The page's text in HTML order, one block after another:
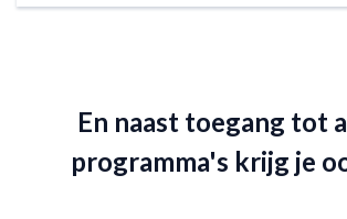
En naast toegang tot
programma's krijg je